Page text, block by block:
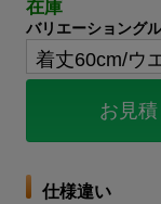
在庫
バリエーショング
お見
仕様違い